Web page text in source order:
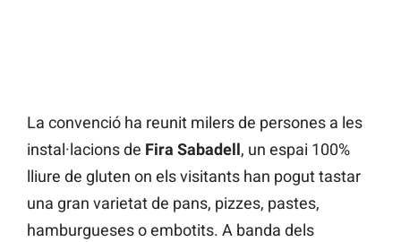
La convenció ha reunit milers de persones a les
instal·lacions de Fira Sabadell, un espai 100%
lliure de gluten on els visitants han pogut tastar
una gran varietat de pans, pizzes, pastes,
hamburgueses o embotits. A banda dels